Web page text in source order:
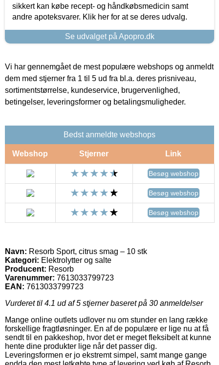
sikkert kan købe recept- og håndkøbsmedicin samt
andre apoteksvarer. Klik her for at se deres udvalg.
Se udvalget på Apopro.dk
Vi har gennemgået de mest populære webshops og anmeldt
dem med stjerner fra 1 til 5 ud fra bl.a. deres prisniveau,
sortimentstørrelse, kundeservice, brugervenlighed,
betingelser, leveringsformer og betalingsmuligheder.
Bedst anmeldte webshops
Webshop Stjerner Link
Besøg webshop
Besøg webshop
Besøg webshop
Navn: Resorb Sport, citrus smag – 10 stk
Kategori: Elektrolytter og salte
Producent: Resorb
Varenummer: 7613033799723
EAN: 7613033799723
Vurderet til 4.1 ud af 5 stjerner baseret på 30 anmeldelser
Mange online outlets udlover nu om stunder en lang række
forskellige fragtløsninger. En af de populære er lige nu at få
sendt til en pakkeshop, hvor det er meget fleksibelt at kunne
hente dine produkter lige når det passer dig.
Leveringsformen er jo ekstremt simpel, samt mange gange